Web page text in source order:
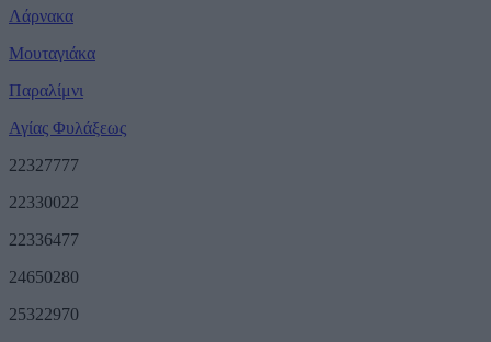
Λάρνακα
Μουταγιάκα
Παραλίμνι
Αγίας Φυλάξεως
22327777
22330022
22336477
24650280
25322970